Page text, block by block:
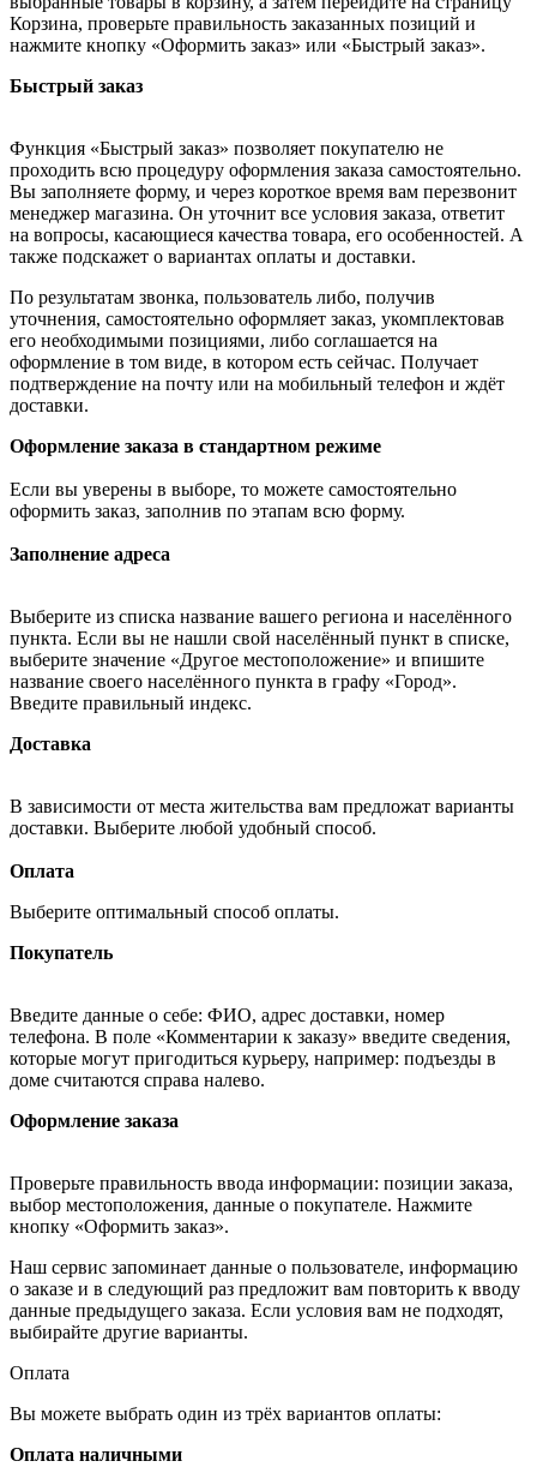
Корзина, проверьте правильность заказанных позиций и
нажмите кнопку «Оформить заказ» или «Быстрый заказ».
Быстрый заказ
Функция «Быстрый заказ» позволяет покупателю не
проходить всю процедуру оформления заказа самостоятельно.
Вы заполняете форму, и через короткое время вам перезвонит
менеджер магазина. Он уточнит все условия заказа, ответит
на вопросы, касающиеся качества товара, его особенностей. А
также подскажет о вариантах оплаты и доставки.
По результатам звонка, пользователь либо, получив
уточнения, самостоятельно оформляет заказ, укомплектовав
его необходимыми позициями, либо соглашается на
оформление в том виде, в котором есть сейчас. Получает
подтверждение на почту или на мобильный телефон и ждёт
доставки.
Оформление заказа в стандартном режиме
Если вы уверены в выборе, то можете самостоятельно
оформить заказ, заполнив по этапам всю форму.
Заполнение адреса
Выберите из списка название вашего региона и населённого
пункта. Если вы не нашли свой населённый пункт в списке,
выберите значение «Другое местоположение» и впишите
название своего населённого пункта в графу «Город».
Введите правильный индекс.
Доставка
В зависимости от места жительства вам предложат варианты
доставки. Выберите любой удобный способ.
Оплата
Выберите оптимальный способ оплаты.
Покупатель
Введите данные о себе: ФИО, адрес доставки, номер
телефона. В поле «Комментарии к заказу» введите сведения,
которые могут пригодиться курьеру, например: подъезды в
доме считаются справа налево.
Оформление заказа
Проверьте правильность ввода информации: позиции заказа,
выбор местоположения, данные о покупателе. Нажмите
кнопку «Оформить заказ».
Наш сервис запоминает данные о пользователе, информацию
о заказе и в следующий раз предложит вам повторить к вводу
данные предыдущего заказа. Если условия вам не подходят,
выбирайте другие варианты.
Оплата
Вы можете выбрать один из трёх вариантов оплаты:
Оплата наличными